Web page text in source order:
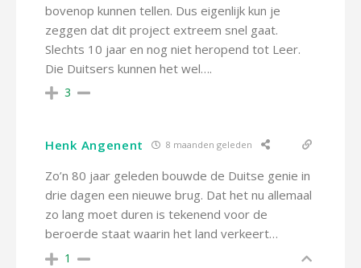
bovenop kunnen tellen. Dus eigenlijk kun je
zeggen dat dit project extreem snel gaat.
Slechts 10 jaar en nog niet heropend tot Leer.
Die Duitsers kunnen het wel….
3
Henk Angenent 8 maanden geleden
Zo’n 80 jaar geleden bouwde de Duitse genie in
drie dagen een nieuwe brug. Dat het nu allemaal
zo lang moet duren is tekenend voor de
beroerde staat waarin het land verkeert…
1